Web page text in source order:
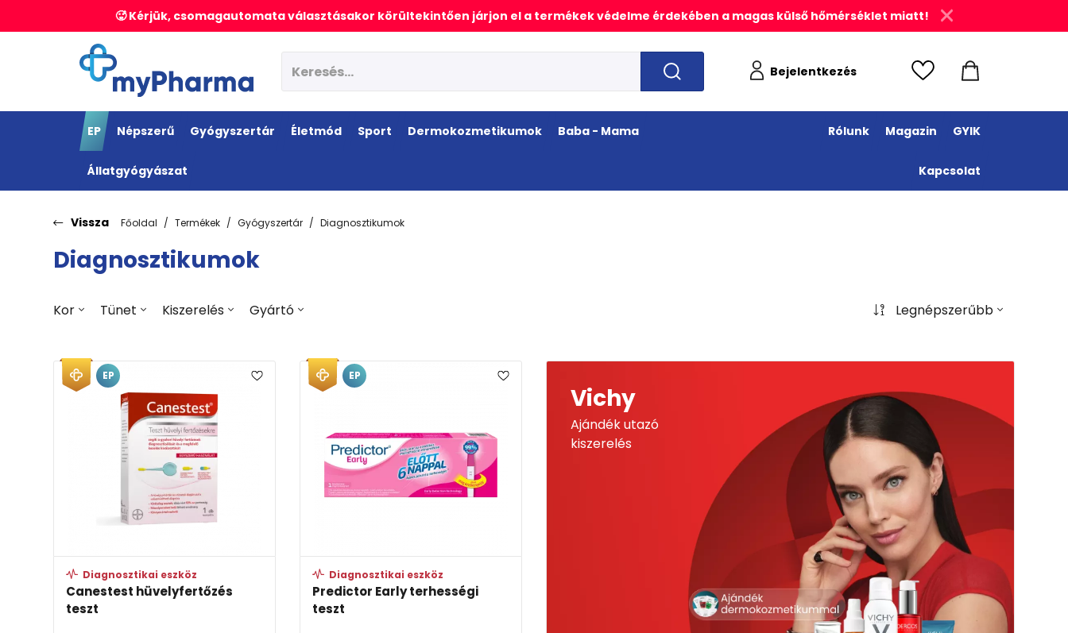
🥵 Kérjük, csomagautomata választásakor körültekintően járjon el a termékek védelme érdekében a magas külső hőmérséklet miatt!
Bejelentkezés
EP Népszerű Gyógyszertár Életmód Sport Dermokozmetikumok Baba - Mama
Állatgyógyászat
Rólunk Magazin GYIK
Kapcsolat
Vissza Főoldal Termékek Gyógyszertár Diagnosztikumok
Diagnosztikumok
Kor Tünet Kiszerelés Gyártó Legnépszerűbb
Diagnosztikai eszköz
Canestest hüvelyfertőzés
teszt
EP
Diagnosztikai eszköz
Predictor Early terhességi
teszt
EP
Vichy
Ajándék utazó
kiszerelés